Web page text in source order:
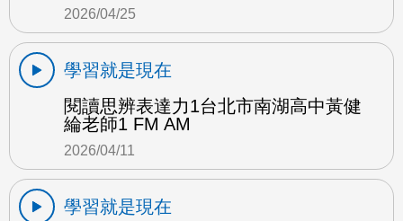
2026/04/25
學習就是現在
閱讀思辨表達力1台北市南湖高中黃健
綸老師1 FM AM
2026/04/11
學習就是現在